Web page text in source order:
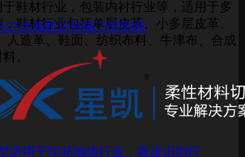
鞋材行业，包装内衬行业等，适用于多
鞋材行业包括单层皮革、小多层皮革、
人造革、鞋面、纺织布料、牛津布、合成
。
适用于印花地毯行业，真皮识别行